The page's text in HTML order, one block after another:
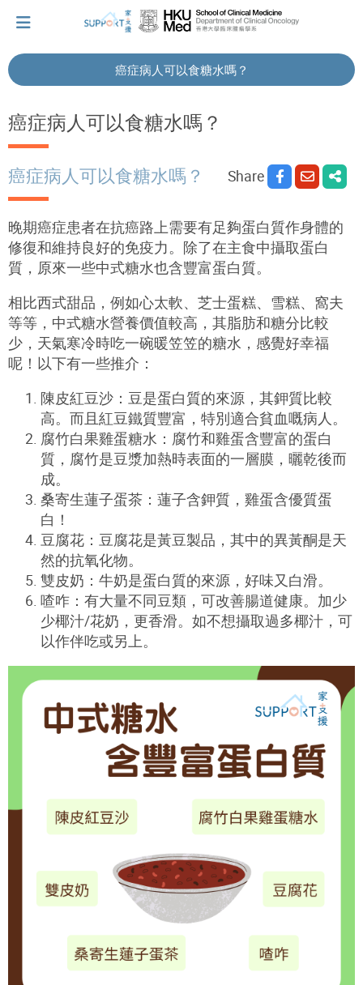
Let's walk together
Cherish every moment; love every day.
Let's take a break!
Tips and Resources
癌症病人可以食糖水嗎？
癌症病人可以食糖水嗎？
Share
癌症病人可以食糖水嗎？
晚期癌症患者在抗癌路上需要有足夠蛋白質作身體的
修復和維持良好的免疫力。除了在主食中攝取蛋白
質，原來一些中式糖水也含豐富蛋白質。
相比西式甜品，例如心太軟、芝士蛋糕、雪糕、窩夫
等等，中式糖水營養價值較高，其脂肪和糖分比較
少，天氣寒冷時吃一碗暖笠笠的糖水，感覺好幸福
呢！以下有一些推介：
陳皮紅豆沙：豆是蛋白質的來源，其鉀質比較
高。而且紅豆鐵質豐富，特別適合貧血嘅病人。
腐竹白果雞蛋糖水：腐竹和雞蛋含豐富的蛋白
質，腐竹是豆漿加熱時表面的一層膜，曬乾後而
成。
桑寄生蓮子蛋茶：蓮子含鉀質，雞蛋含優質蛋
白！
豆腐花：豆腐花是黃豆製品，其中的異黃酮是天
然的抗氧化物。
雙皮奶：牛奶是蛋白質的來源，好味又白滑。
喳咋：有大量不同豆類，可改善腸道健康。加少
少椰汁/花奶，更香滑。如不想攝取過多椰汁，可
以作伴吃或另上。